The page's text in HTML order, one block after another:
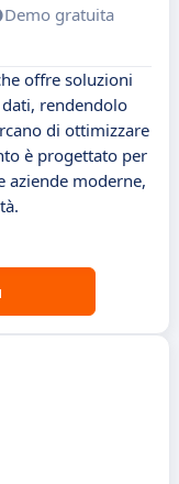
Demo gratuita
offre soluzioni
rendendolo
di ottimizzare
è progettato per
aziende moderne,